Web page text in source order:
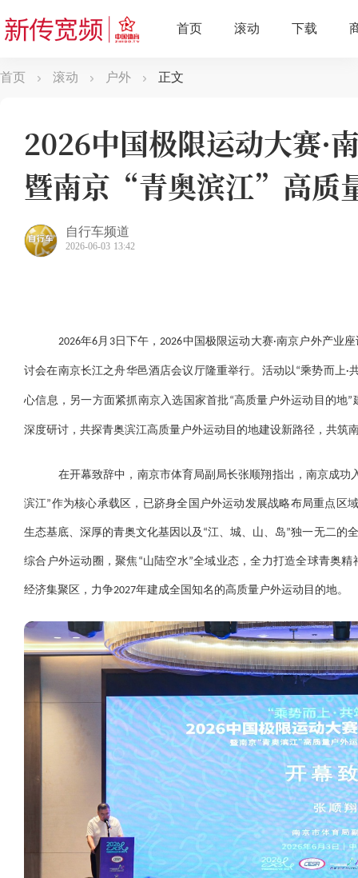
首页 滚动 户外 正文
2026中国极限运动大赛·
暨南京“青奥滨江”高质量户外
设研讨会成功举办
自行车频道
2026-06-03 13:42
2026年6月3日下午，2026中国极限运动大赛·南京户外产业
讨会在南京长江之舟华邑酒店会议厅隆重举行。活动以“乘势而上
心信息，另一方面紧抓南京入选国家首批“高质量户外运动目的地
深度研讨，共探青奥滨江高质量户外运动目的地建设新路径，共筑
在开幕致辞中，南京市体育局副局长张顺翔指出，南京成
滨江”作为核心承载区，已跻身全国户外运动发展战略布局重点区
生态基底、深厚的青奥文化基因以及“江、城、山、岛”独一无二的
综合户外运动圈，聚焦“山陆空水”全域业态，全力打造全球青奥
经济集聚区，力争2027年建成全国知名的高质量户外运动目的地。